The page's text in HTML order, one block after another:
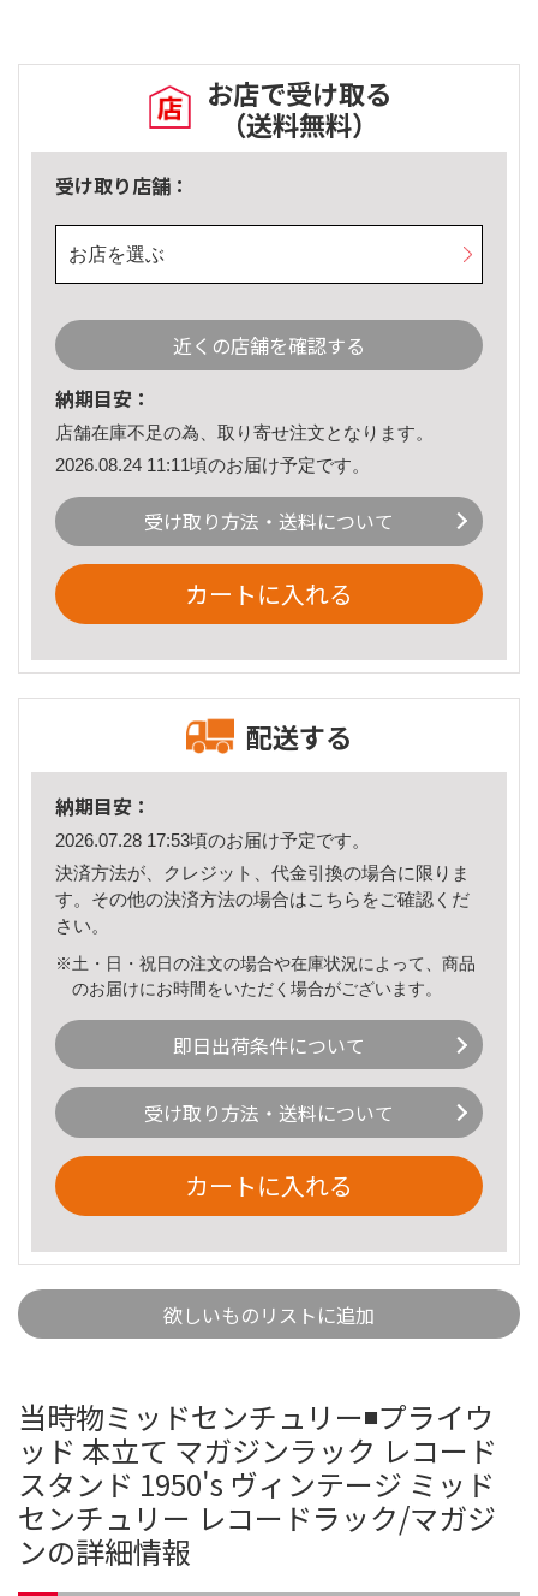
お店で受け取る
（送料無料）
受け取り店舗：
お店を選ぶ
近くの店舗を確認する
納期目安：
店舗在庫不足の為、取り寄せ注文となります。
2026.08.24 11:11頃のお届け予定です。
受け取り方法・送料について
カートに入れる
配送する
納期目安：
2026.07.28 17:53頃のお届け予定です。
決済方法が、クレジット、代金引換の場合に限りま
す。その他の決済方法の場合はこちら をご確認くだ
さい。
※土・日・祝日の注文の場合や在庫状況によって、商品
のお届けにお時間をいただく場合がございます。
即日出荷条件について
受け取り方法・送料について
カートに入れる
欲しいものリストに追加
当時物ミッドセンチュリー◾️プライウ
ッド 本立て マガジンラック レコード
スタンド 1950's ヴィンテージ ミッド
センチュリー レコードラック/マガジ
ンの詳細情報